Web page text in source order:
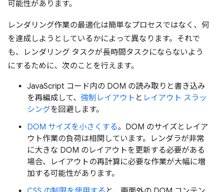
可能性があります。
レンダリング作業の最適化は簡単なプロセスではなく、何
を達成しようとしているかによって異なります。それで
も、レンダリング タスクが長時間タスクにならないよう
にするために、次のことを行えます。
JavaScript コード内の DOM の読み取りと書き込み
を再編成して、 強制レイアウト と レイアウト スラッ
シングを回避します。
DOM サイズを小さくする。DOM のサイズとレイア
ウト作業の負荷は相関しています。レンダラが非常
に大きな DOM のレイアウトを更新する必要がある
場合、レイアウトの再計算に必要な作業が大幅に増
加する可能性があります。